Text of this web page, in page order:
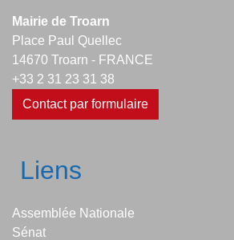
Mairie de Troarn
Place Paul Quellec
14670 Troarn - FRANCE
+33 2 31 23 31 38
Contact par formulaire
Liens
Assemblée Nationale
Sénat